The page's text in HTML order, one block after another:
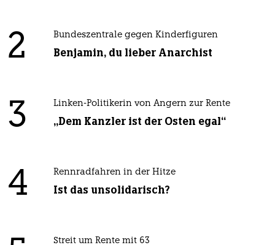
2 Bundeszentrale gegen Kinderfiguren
Benjamin, du lieber Anarchist
3 Linken-Politikerin von Angern zur Rente
„Dem Kanzler ist der Osten egal“
4 Rennradfahren in der Hitze
Ist das unsolidarisch?
Streit um Rente mit 63